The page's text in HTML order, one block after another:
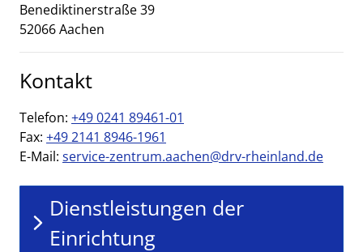
Benediktinerstraße39
52066Aachen
Kontakt
Telefon: +49 0241 89461-01
Fax: +49 2141 8946-1961
E-Mail: service-zentrum.aachen@drv-rheinland.de
Dienstleistungen der
Einrichtung